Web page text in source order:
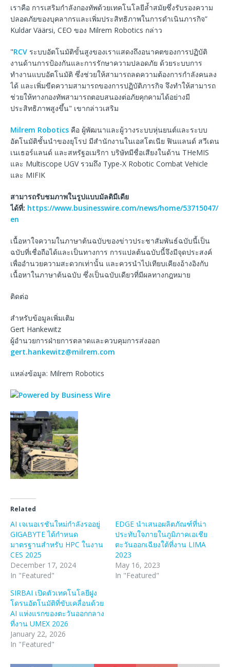
เราคือ การเสริมกำลังกองทัพด้วยเทคโนโลยีล้ำสมัยซึ่งรับรองความ
ปลอดภัยของบุคลากรและเพิ่มประสิทธิภาพในการดำเนินภารกิจ”
Kuldar Väärsi, CEO ของ Milrem Robotics กล่าว
"RCV ระบบอัตโนมัติขั้นสูงของเราแสดงถึงอนาคตของการปฏิบัติ
งานด้านการป้องกันและการรักษาความปลอดภัย ด้วยระบบการ
ทำงานแบบอัตโนมัติ ซึ่งช่วยให้สามารถลดความต้องการกำลังคนลง
ได้ และเพิ่มขีดความสามารถของการปฏิบัติภารกิจ จึงทำให้สามารถ
ช่วยให้ทางกองทัพสามารถตอบสนองต่อภัยคุกคามได้อย่างมี
ประสิทธิภาพสูงขึ้น" เขากล่าวเสริม
Milrem Robotics คือ ผู้พัฒนาและผู้วางระบบหุ่นยนต์และระบบ
อัตโนมัติชั้นนำของยุโรป มีสำนักงานในเอสโตเนีย ฟินแลนด์ สวีเดน
เนเธอร์แลนด์ และสหรัฐอเมริกา บริษัทมีชื่อเสียงในด้าน THeMIS
และ Multiscope UGV รวมถึง Type-X Robotic Combat Vehicle
และ MIFIK
สามารถรับชมภาพในรูปแบบมัลติมีเดีย
ได้ที่: https://www.businesswire.com/news/home/53715047/
en
เนื้อหาใจความในภาษาต้นฉบับของข่าวประชาสัมพันธ์ฉบับนี้เป็น
ฉบับที่เชื่อถือได้และเป็นทางการ การแปลต้นฉบับนี้จึงมีจุดประสงค์
เพื่ออำนวยความสะดวกเท่านั้น และควรนำไปเทียบเคียงอ้างอิงกับ
เนื้อหาในภาษาต้นฉบับ ซึ่งเป็นฉบับเดียวที่มีผลทางกฎหมาย
ติดต่อ
สำหรับข้อมูลเพิ่มเติม
Gert Hankewitz
ผู้อำนวยการฝ่ายการตลาดและควบคุมการส่งออก
gert.hankewitz@milrem.com
แหล่งข้อมูล: Milrem Robotics
Related
AI เจเนอเรชันใหม่กำลังรออยู่
GIGABYTE ได้กำหนด
มาตรฐานสำหรับ HPC ในงาน
CES 2025
December 17, 2024
In "Featured"
EDGE นำเสนอผลิตภัณฑ์ที่น่า
ประทับใจภายในภูมิภาคเอเชีย
ตะวันออกเฉียงใต้ที่งาน LIMA
2023
May 16, 2023
In "Featured"
SIRBAI เปิดตัวเทคโนโลยีฝูง
โดรนอัตโนมัติที่ขับเคลื่อนด้วย
AI แห่งแรกของตะวันออกกลาง
ที่งาน UMEX 2026
January 22, 2026
In "Featured"